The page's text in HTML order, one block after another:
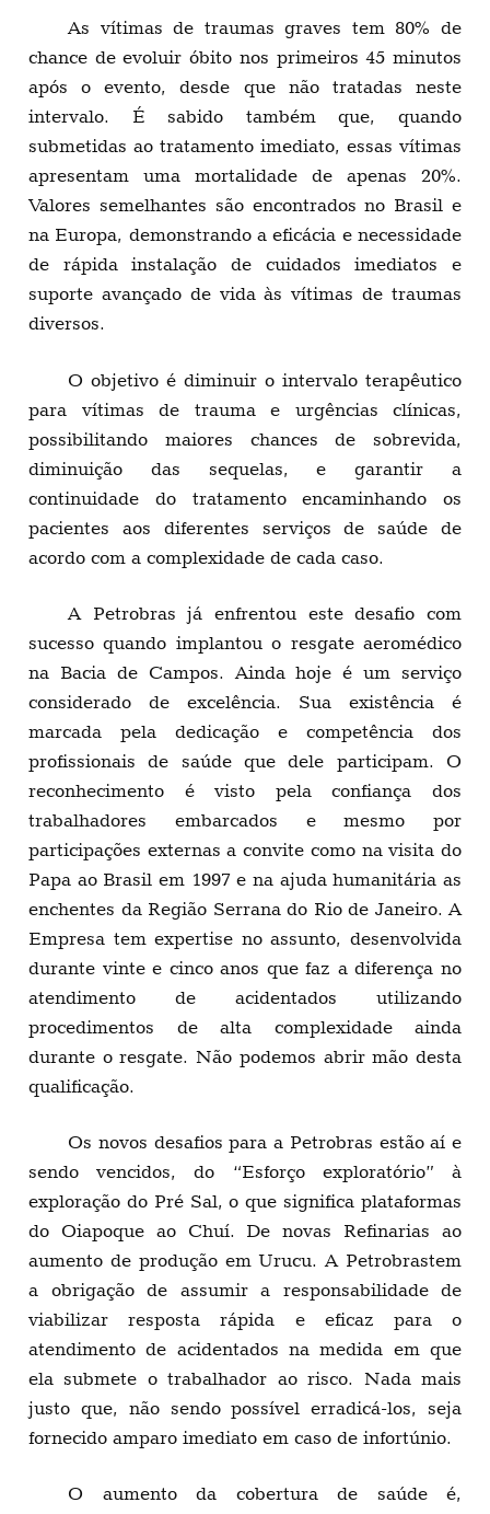
As vítimas de traumas graves tem 80% de
chance de evoluir óbito nos primeiros 45 minutos
após o evento, desde que não tratadas neste
intervalo. É sabido também que, quando
submetidas ao tratamento imediato, essas vítimas
apresentam uma mortalidade de apenas 20%.
Valores semelhantes são encontrados no Brasil e
na Europa, demonstrando a eficácia e necessidade
de rápida instalação de cuidados imediatos e
suporte avançado de vida às vítimas de traumas
diversos.
O objetivo é diminuir o intervalo terapêutico
para vítimas de trauma e urgências clínicas,
possibilitando maiores chances de sobrevida,
diminuição das sequelas, e garantir a
continuidade do tratamento encaminhando os
pacientes aos diferentes serviços de saúde de
acordo com a complexidade de cada caso.
A Petrobras já enfrentou este desafio com
sucesso quando implantou o resgate aeromédico
na Bacia de Campos. Ainda hoje é um serviço
considerado de excelência. Sua existência é
marcada pela dedicação e competência dos
profissionais de saúde que dele participam. O
reconhecimento é visto pela confiança dos
trabalhadores embarcados e mesmo por
participações externas a convite como na visita do
Papa ao Brasil em 1997 e na ajuda humanitária as
enchentes da Região Serrana do Rio de Janeiro. A
Empresa tem expertise no assunto, desenvolvida
durante vinte e cinco anos que faz a diferença no
atendimento de acidentados utilizando
procedimentos de alta complexidade ainda
durante o resgate. Não podemos abrir mão desta
qualificação.
Os novos desafios para a Petrobras estão aí e
sendo vencidos, do “Esforço exploratório” à
exploração do Pré Sal, o que significa plataformas
do Oiapoque ao Chuí. De novas Refinarias ao
aumento de produção em Urucu. A Petrobrastem
a obrigação de assumir a responsabilidade de
viabilizar resposta rápida e eficaz para o
atendimento de acidentados na medida em que
ela submete o trabalhador ao risco. Nada mais
justo que, não sendo possível erradicá-los, seja
fornecido amparo imediato em caso de infortúnio.
O aumento da cobertura de saúde é,